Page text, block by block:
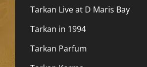
Tarkan Live at D Maris Bay
Tarkan in 1994
Tarkan Parfum